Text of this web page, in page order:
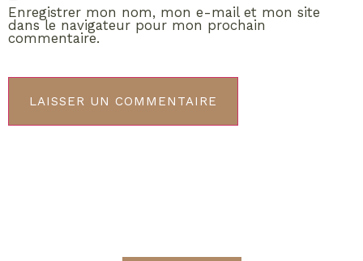
Enregistrer mon nom, mon e-mail et mon site
dans le navigateur pour mon prochain
commentaire.